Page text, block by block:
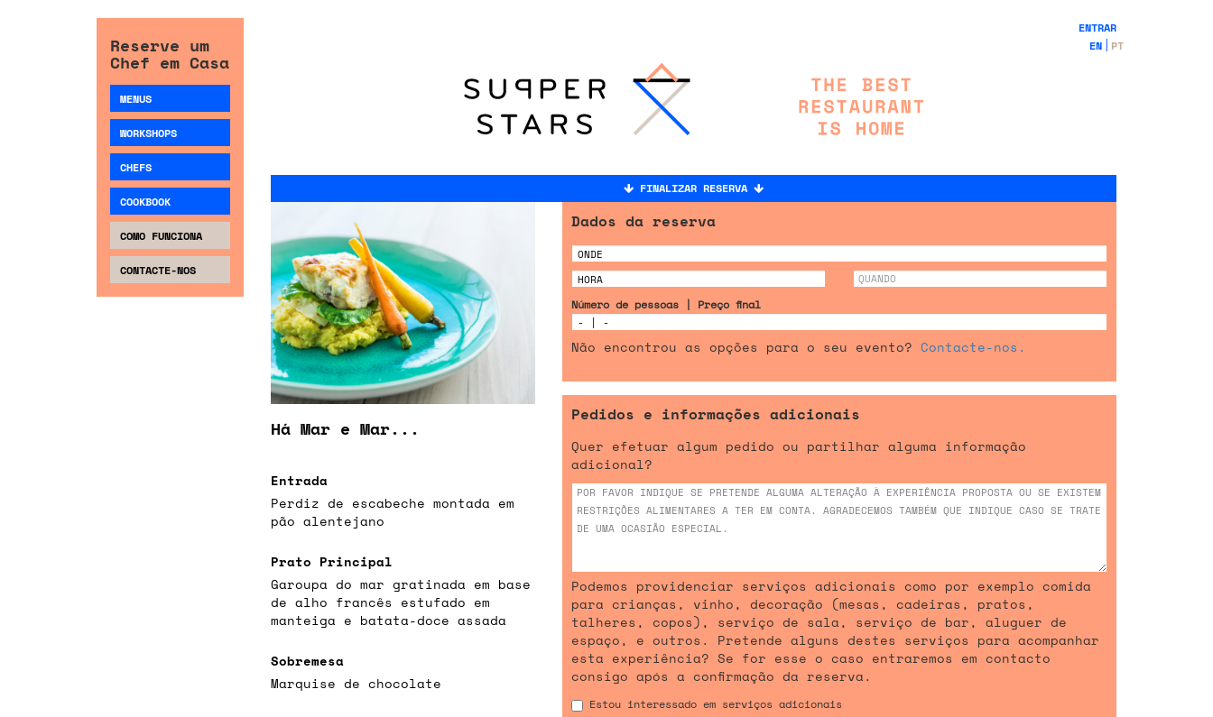
Reserve um
Chef em Casa
MENUS
WORKSHOPS
CHEFS
COOKBOOK
COMO FUNCIONA
CONTACTE-NOS
ENTRAR
EN
PT
FINALIZAR RESERVA
Há Mar e Mar...
Entrada
Perdiz de escabeche montada em
pão alentejano
Prato Principal
Garoupa do mar gratinada em base
de alho francês estufado em
manteiga e batata-doce assada
Sobremesa
Marquise de chocolate
Dados da reserva
Número de pessoas | Preço final
Não encontrou as opções para o seu evento? Contacte-nos.
Pedidos e informações adicionais
Quer efetuar algum pedido ou partilhar alguma informação
adicional?
Podemos providenciar serviços adicionais como por exemplo comida
para crianças, vinho, decoração (mesas, cadeiras, pratos,
talheres, copos), serviço de sala, serviço de bar, aluguer de
espaço, e outros. Pretende alguns destes serviços para acompanhar
esta experiência? Se for esse o caso entraremos em contacto
consigo após a confirmação da reserva.
Estou interessado em serviços adicionais